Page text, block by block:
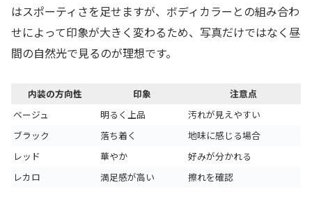
はスポーティさを足せますが、ボディカラーとの組み合わ
せによって印象が大きく変わるため、写真だけではなく昼
間の自然光で見るのが理想です。
内装の方向性 印象
注意点
ベージュ
明るく上品
汚れが見えやすい
ブラック
落ち着く
地味に感じる場合
レッド
華やか
好みが分かれる
レカロ
満足感が高い 擦れを確認